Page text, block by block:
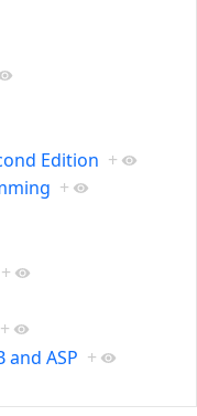
Edition +
+
+
+
ASP +